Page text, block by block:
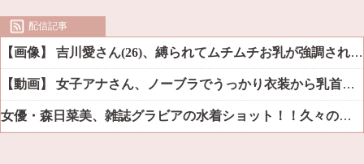
配信記事
【画像】 吉川愛さん(26)、縛られてムチムチお乳が強調されてしまう
【動画】 女子アナさん、ノーブラでうっかり衣装から乳首が透けてしまう放送事故ｗｗｗ
女優・森日菜美、雑誌グラビアの水着ショット！！久々の姿にファン悶絶ｗｗ